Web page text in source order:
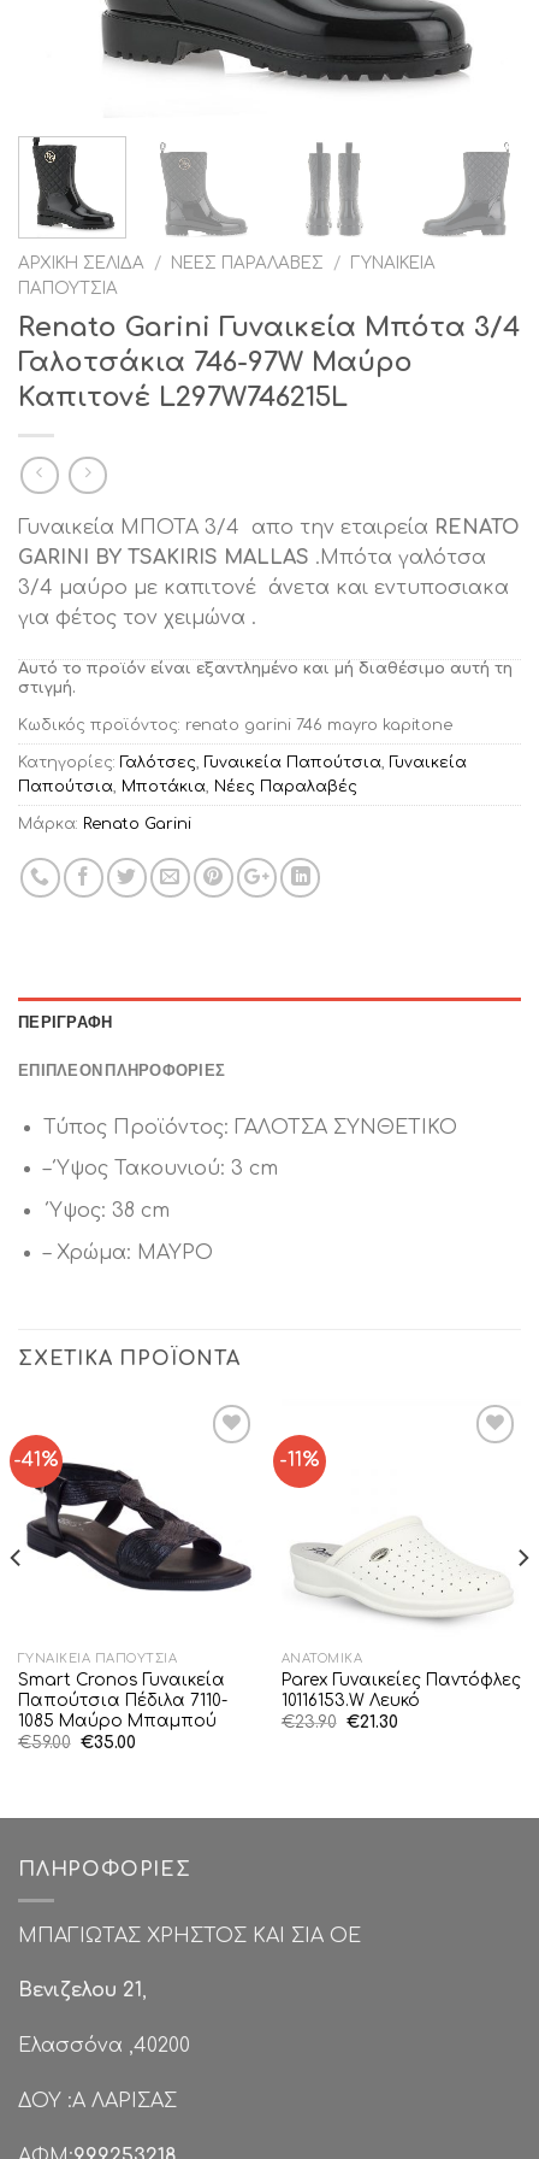
ΑΡΧΙΚΉ ΣΕΛΊΔΑ / ΝΈΕΣ ΠΑΡΑΛΑΒΈΣ /
ΓΥΝΑΙΚΕΊΑ
ΠΑΠΟΎΤΣΙΑ
Renato Garini Γυναικεία Μπότα 3/4
Γαλοτσάκια 746-97W Μαύρο
Καπιτονέ L297W746215L
Γυναικεία ΜΠΟΤΑ 3/4 απο την εταιρεία RENATO
GARINI BY TSAKIRIS MALLAS .Μπότα γαλότσα
3/4 μαύρο με καπιτονέ άνετα και εντυποσιακα
για φέτος τον χειμώνα .
Αυτό το προϊόν είναι εξαντλημένο και μή διαθέσιμο αυτή τη
στιγμή.
Κωδικός προϊόντος: renato garini 746 mayro kapitone
Κατηγορίες: Γαλότσες, Γυναικεία Παπούτσια, Γυναικεία
Παπούτσια, Μποτάκια, Νέες Παραλαβές
Μάρκα: Renato Garini
ΠΕΡΙΓΡΑΦΉ
ΕΠΙΠΛΈΟΝ ΠΛΗΡΟΦΟΡΊΕΣ
Τύπος Προϊόντος: ΓΑΛΟΤΣΑ ΣΥΝΘΕΤΙΚΟ
– Ύψος Τακουνιού: 3 cm
Ύψος: 38 cm
– Χρώμα: ΜΑΥΡΟ
ΣΧΕΤΙΚΆ ΠΡΟΪΌΝΤΑ
-41%
ΓΥΝΑΙΚΕΊΑ ΠΑΠΟΎΤΣΙΑ
Smart Cronos Γυναικεία
Παπούτσια Πέδιλα 7110-
1085 Μαύρο Μπαμπού
€59.00 Original
€35.00Η
-11%
ΑΝΑΤΟΜΙΚΆ
Parex Γυναικείες Παντόφλες
10116153.W Λευκό
€23.90 Original
€21.30Η
ΠΛΗΡΟΦΟΡΊΕΣ
ΜΠΑΓΙΩΤΑΣ ΧΡΗΣΤΟΣ ΚΑΙ ΣΙΑ ΟΕ
Βενιζελου 21,
Ελασσόνα ,40200
ΔΟΥ :Α ΛΑΡΙΣΑΣ